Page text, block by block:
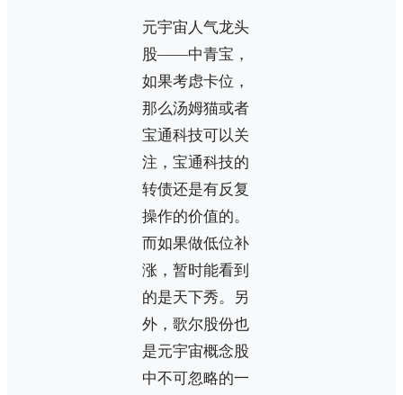
元宇宙人气龙头
股——中青宝，
如果考虑卡位，
那么汤姆猫或者
宝通科技可以关
注，宝通科技的
转债还是有反复
操作的价值的。
而如果做低位补
涨，暂时能看到
的是天下秀。另
外，歌尔股份也
是元宇宙概念股
中不可忽略的一